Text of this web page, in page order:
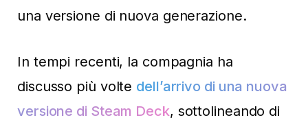
una versione di nuova generazione.
In tempi recenti, la compagnia ha
discusso più volte dell’arrivo di una nuova
versione di Steam Deck, sottolineando di